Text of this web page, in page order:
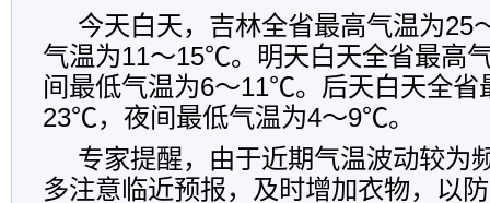
今天白天，吉林全省最高气温为
气温为11～15℃。明天白天全省最高
间最低气温为6～11℃。后天白天全省
23℃，夜间最低气温为4～9℃。
专家提醒，由于近期气温波动较为
多注意临近预报，及时增加衣物，以